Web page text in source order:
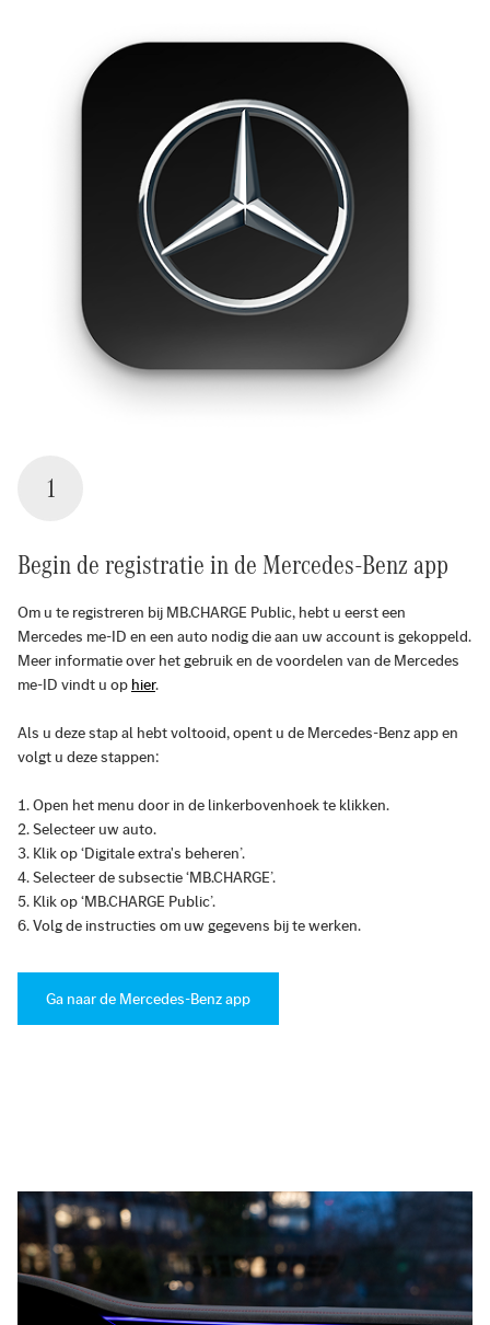
1
Begin de registratie in de Mercedes-Benz app
Om u te registreren bij MB.CHARGE Public, hebt u eerst een
Mercedes me-ID en een auto nodig die aan uw account is gekoppeld.
Meer informatie over het gebruik en de voordelen van de Mercedes
me-ID vindt u op hier.
Als u deze stap al hebt voltooid, opent u de Mercedes-Benz app en
volgt u deze stappen:
Open het menu door in de linkerbovenhoek te klikken.
Selecteer uw auto.
Klik op ‘Digitale extra's beheren’.
Selecteer de subsectie ‘MB.CHARGE’.
Klik op ‘MB.CHARGE Public’.
Volg de instructies om uw gegevens bij te werken.
Ga naar de Mercedes-Benz app